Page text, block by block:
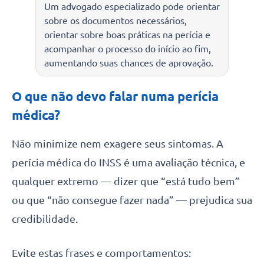
Um advogado especializado pode orientar
sobre os documentos necessários,
orientar sobre boas práticas na perícia e
acompanhar o processo do início ao fim,
aumentando suas chances de aprovação.
O que não devo falar numa perícia
médica?
Não minimize nem exagere seus sintomas. A
perícia médica do INSS é uma avaliação técnica, e
qualquer extremo — dizer que “está tudo bem”
ou que “não consegue fazer nada” — prejudica sua
credibilidade.
Evite estas frases e comportamentos: